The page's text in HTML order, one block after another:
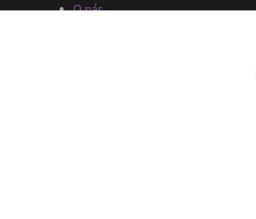
O nás